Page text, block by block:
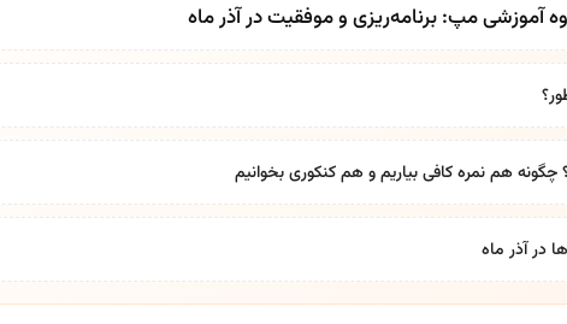
آموزشی مپ: برنامه‌ریزی و موفقیت در آذر ماه
هم نمره کافی بیاریم و هم کنکوری بخوانیم
در آذر ماه